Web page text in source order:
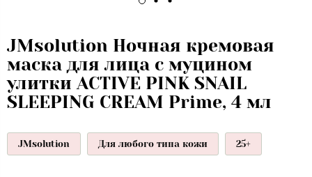
JMsolution Ночная кремовая
маска для лица с муцином
улитки ACTIVE PINK SNAIL
SLEEPING CREAM Prime, 4 мл
JMsolution Для любого типа кожи 25+